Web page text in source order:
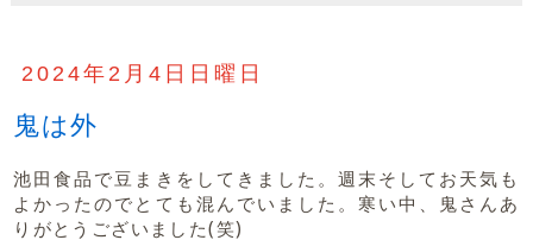
2024年2月4日日曜日
鬼は外
池田食品で豆まきをしてきました。週末そしてお天気も
よかったのでとても混んでいました。寒い中、鬼さんあ
りがとうございました(笑)